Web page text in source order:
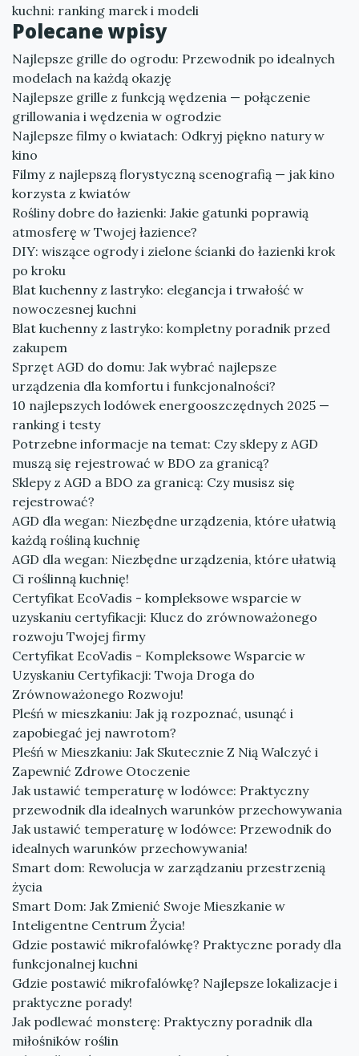
kuchni: ranking marek i modeli
Polecane wpisy
Najlepsze grille do ogrodu: Przewodnik po idealnych
modelach na każdą okazję
Najlepsze grille z funkcją wędzenia — połączenie
grillowania i wędzenia w ogrodzie
Najlepsze filmy o kwiatach: Odkryj piękno natury w
kino
Filmy z najlepszą florystyczną scenografią — jak kino
korzysta z kwiatów
Rośliny dobre do łazienki: Jakie gatunki poprawią
atmosferę w Twojej łazience?
DIY: wiszące ogrody i zielone ścianki do łazienki krok
po kroku
Blat kuchenny z lastryko: elegancja i trwałość w
nowoczesnej kuchni
Blat kuchenny z lastryko: kompletny poradnik przed
zakupem
Sprzęt AGD do domu: Jak wybrać najlepsze
urządzenia dla komfortu i funkcjonalności?
10 najlepszych lodówek energooszczędnych 2025 —
ranking i testy
Potrzebne informacje na temat: Czy sklepy z AGD
muszą się rejestrować w BDO za granicą?
Sklepy z AGD a BDO za granicą: Czy musisz się
rejestrować?
AGD dla wegan: Niezbędne urządzenia, które ułatwią
każdą rośliną kuchnię
AGD dla wegan: Niezbędne urządzenia, które ułatwią
Ci roślinną kuchnię!
Certyfikat EcoVadis - kompleksowe wsparcie w
uzyskaniu certyfikacji: Klucz do zrównoważonego
rozwoju Twojej firmy
Certyfikat EcoVadis - Kompleksowe Wsparcie w
Uzyskaniu Certyfikacji: Twoja Droga do
Zrównoważonego Rozwoju!
Pleśń w mieszkaniu: Jak ją rozpoznać, usunąć i
zapobiegać jej nawrotom?
Pleśń w Mieszkaniu: Jak Skutecznie Z Nią Walczyć i
Zapewnić Zdrowe Otoczenie
Jak ustawić temperaturę w lodówce: Praktyczny
przewodnik dla idealnych warunków przechowywania
Jak ustawić temperaturę w lodówce: Przewodnik do
idealnych warunków przechowywania!
Smart dom: Rewolucja w zarządzaniu przestrzenią
życia
Smart Dom: Jak Zmienić Swoje Mieszkanie w
Inteligentne Centrum Życia!
Gdzie postawić mikrofalówkę? Praktyczne porady dla
funkcjonalnej kuchni
Gdzie postawić mikrofalówkę? Najlepsze lokalizacje i
praktyczne porady!
Jak podlewać monsterę: Praktyczny poradnik dla
miłośników roślin